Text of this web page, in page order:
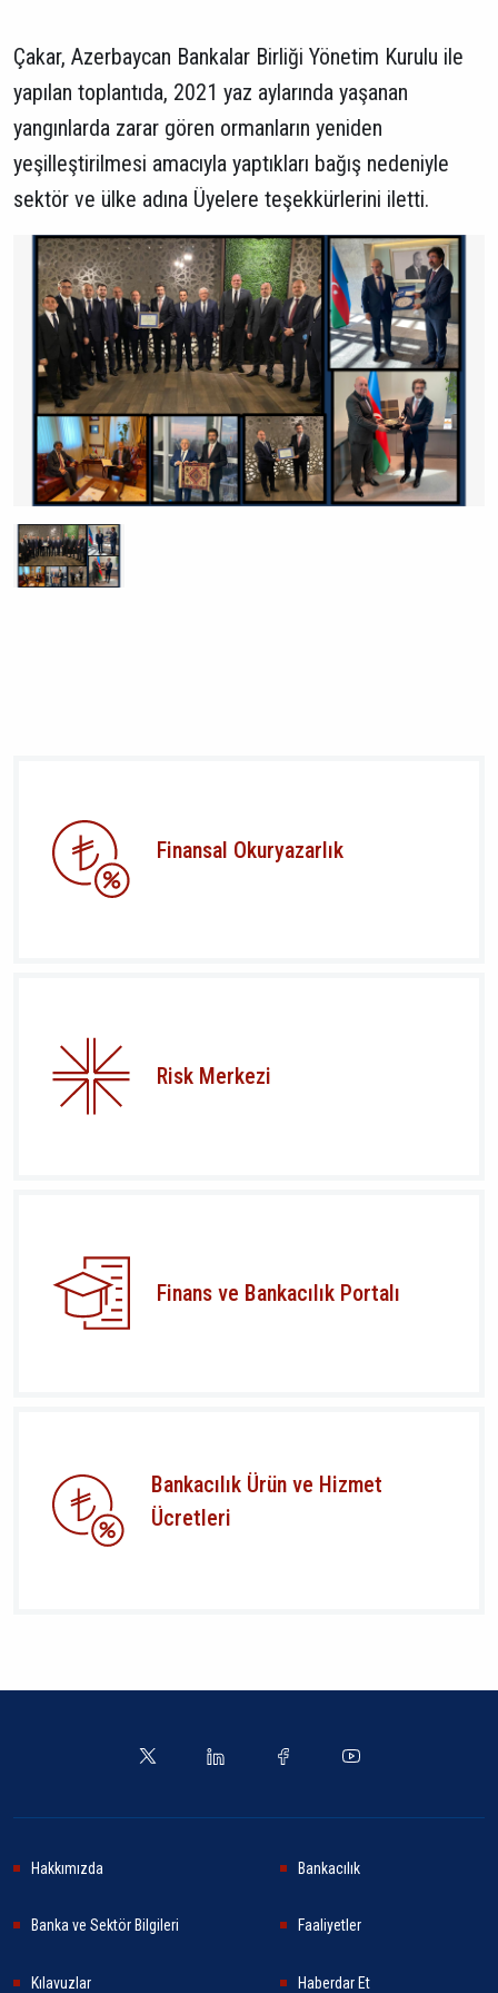
Çakar, Azerbaycan Bankalar Birliği Yönetim Kurulu ile
yapılan toplantıda, 2021 yaz aylarında yaşanan
yangınlarda zarar gören ormanların yeniden
yeşilleştirilmesi amacıyla yaptıkları bağış nedeniyle
sektör ve ülke adına Üyelere teşekkürlerini iletti.
Finansal Okuryazarlık
Risk Merkezi
Finans ve Bankacılık Portalı
Bankacılık Ürün ve Hizmet
Ücretleri
Hakkımızda Bankacılık
Banka ve Sektör Bilgileri Faaliyetler
Kılavuzlar Haberdar Et